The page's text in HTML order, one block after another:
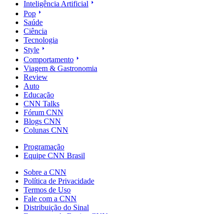
Inteligência Artificial
Pop
Saúde
Ciência
Tecnologia
Style
Comportamento
Viagem & Gastronomia
Review
Auto
Educação
CNN Talks
Fórum CNN
Blogs CNN
Colunas CNN
Programação
Equipe CNN Brasil
Sobre a CNN
Política de Privacidade
Termos de Uso
Fale com a CNN
Distribuição do Sinal